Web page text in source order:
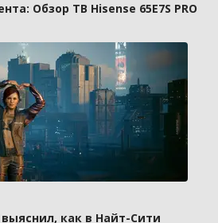
Обзор ТВ Hisense 65E7S PRO
выяснил, как в Найт-Сити